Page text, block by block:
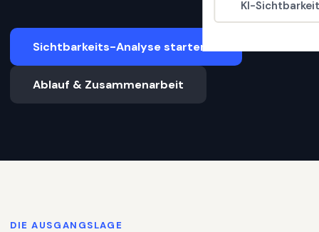
KI-
Sichtbarkeits-Analyse starten
Ablauf & Zusammenarbeit
DIE AUSGANGSLAGE